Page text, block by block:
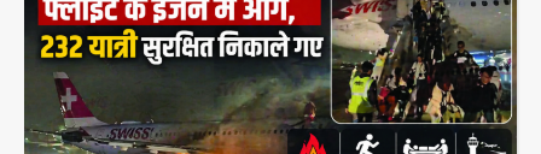
एयरपोर्ट का फर्जी कर्मचारी बनकर 3 लाख
उड़ाए, अब पहुंचा सलाखों के पीछे
Team JHJ